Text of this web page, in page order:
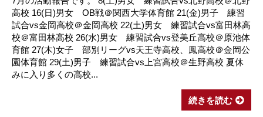
高校 16(日)男女 OB戦＠関西大学体育館 21(金)男子 練習
試合vs金岡高校＠金岡高校 22(土)男女 練習試合vs富田林高
校＠富田林高校 26(水)男女 練習試合vs登美丘高校＠原池体
育館 27(木)女子 部別リーグvs天王寺高校、鳳高校＠金岡公
園体育館 29(土)男子 練習試合vs上宮高校＠生野高校 夏休
みに入り多くの高校...
続きを読む